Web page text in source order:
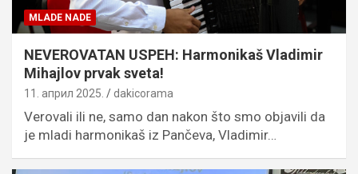
MLADE NADE
NEVEROVATAN USPEH: Harmonikaš Vladimir
Mihajlov prvak sveta!
11. април 2025. dakicorama
Verovali ili ne, samo dan nakon što smo objavili da
je mladi harmonikaš iz Pančeva, Vladimir…